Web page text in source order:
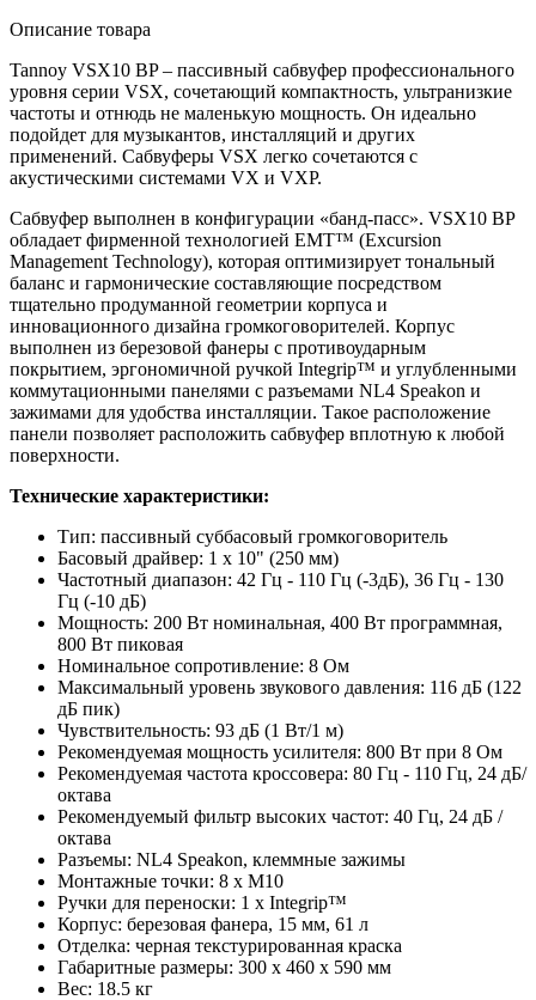
Описание товара
Tannoy VSX10 BP – пассивный сабвуфер профессионального
уровня серии VSX, сочетающий компактность, ультранизкие
частоты и отнюдь не маленькую мощность. Он идеально
подойдет для музыкантов, инсталляций и других
применений. Сабвуферы VSX легко сочетаются с
акустическими системами VX и VXP.
Сабвуфер выполнен в конфигурации «банд-пасс». VSX10 BP
обладает фирменной технологией EMT™ (Excursion
Management Technology), которая оптимизирует тональный
баланс и гармонические составляющие посредством
тщательно продуманной геометрии корпуса и
инновационного дизайна громкоговорителей. Корпус
выполнен из березовой фанеры с противоударным
покрытием, эргономичной ручкой Integrip™ и углубленными
коммутационными панелями с разъемами NL4 Speakon и
зажимами для удобства инсталляции. Такое расположение
панели позволяет расположить сабвуфер вплотную к любой
поверхности.
Технические характеристики:
Тип: пассивный суббасовый громкоговоритель
Басовый драйвер: 1 х 10" (250 мм)
Частотный диапазон: 42 Гц - 110 Гц (-3дБ), 36 Гц - 130
Гц (-10 дБ)
Мощность: 200 Вт номинальная, 400 Вт программная,
800 Вт пиковая
Номинальное сопротивление: 8 Ом
Максимальный уровень звукового давления: 116 дБ (122
дБ пик)
Чувствительность: 93 дБ (1 Вт/1 м)
Рекомендуемая мощность усилителя: 800 Вт при 8 Ом
Рекомендуемая частота кроссовера: 80 Гц - 110 Гц, 24 дБ/
октава
Рекомендуемый фильтр высоких частот: 40 Гц, 24 дБ /
октава
Разъемы: NL4 Speakon, клеммные зажимы
Монтажные точки: 8 х М10
Ручки для переноски: 1 х Integrip™
Корпус: березовая фанера, 15 мм, 61 л
Отделка: черная текстурированная краска
Габаритные размеры: 300 x 460 x 590 мм
Вес: 18.5 кг